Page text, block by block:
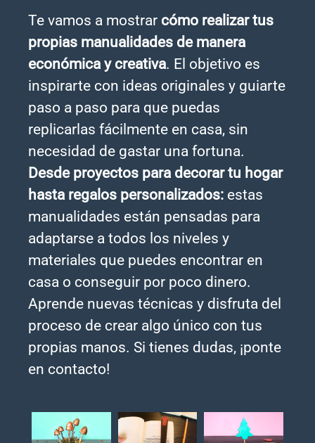
Te vamos a mostrar cómo realizar tus
propias manualidades de manera
económica y creativa. El objetivo es
inspirarte con ideas originales y guiarte
paso a paso para que puedas
replicarlas fácilmente en casa, sin
necesidad de gastar una fortuna.
Desde proyectos para decorar tu hogar
hasta regalos personalizados: estas
manualidades están pensadas para
adaptarse a todos los niveles y
materiales que puedes encontrar en
casa o conseguir por poco dinero.
Aprende nuevas técnicas y disfruta del
proceso de crear algo único con tus
propias manos. Si tienes dudas, ¡ponte
en contacto!